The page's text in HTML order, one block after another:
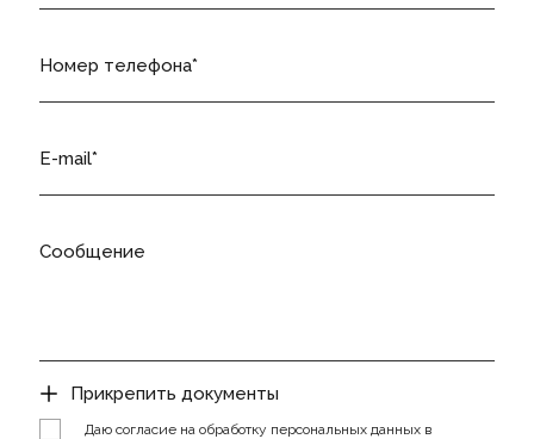
Номер телефона
E-mail
Сообщение
Прикрепить документы
Даю согласие на обработку персональных данных в